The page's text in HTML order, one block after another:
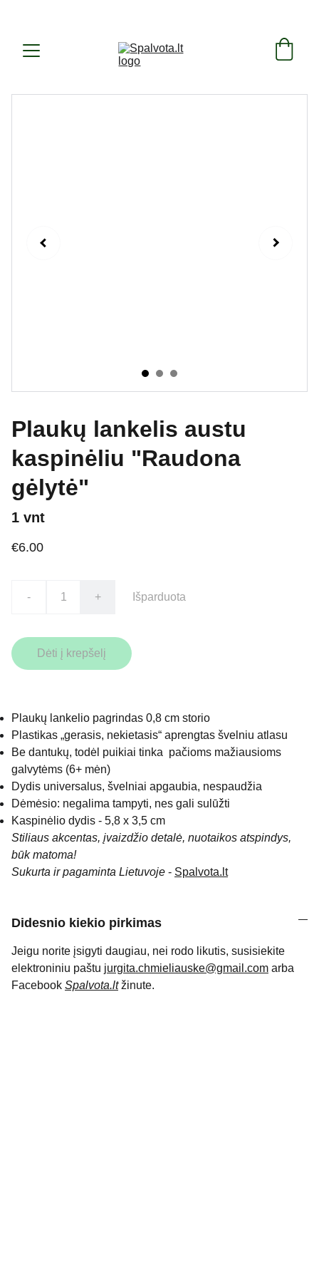
Plaukų lankelis austu
kaspinėliu "Raudona
gėlytė"
1 vnt
€6.00
- + Išparduota
Dėti į krepšelį
Plaukų lankelio pagrindas 0,8 cm storio
Plastikas „gerasis, nekietasis“ aprengtas švelniu atlasu
Be dantukų, todėl puikiai tinka pačioms mažiausioms
galvytėms (6+ mėn)
Dydis universalus, švelniai apgaubia, nespaudžia
Dėmėsio: negalima tampyti, nes gali sulūžti
Kaspinėlio dydis - 5,8 x 3,5 cm
Stiliaus akcentas, įvaizdžio detalė, nuotaikos atspindys,
būk matoma!
Sukurta ir pagaminta Lietuvoje - Spalvota.lt
Didesnio kiekio pirkimas
Jeigu norite įsigyti daugiau, nei rodo likutis, susisiekite
elektroniniu paštu jurgita.chmieliauske@gmail.com arba
Facebook Spalvota.lt žinute.